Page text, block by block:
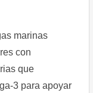
marinas
con
que
3 para apoyar